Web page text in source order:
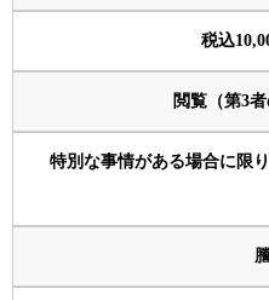
税込
閲覧（第3者
特別な事情がある場合に限り